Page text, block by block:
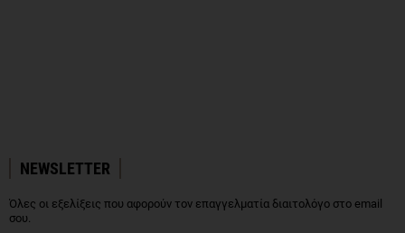
NEWSLETTER
Όλες οι εξελίξεις που αφορούν τον επαγγελματία διαιτολόγο στο email
σου.